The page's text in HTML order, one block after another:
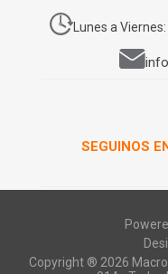
Lunes a
SEGUINOS EN
Copyright ® 2026